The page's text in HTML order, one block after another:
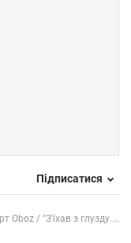
Підписатися
Oboz "З'їхав з глузду....